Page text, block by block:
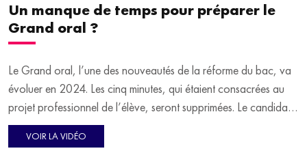
Un manque de temps pour préparer le
Grand oral ?
Le Grand oral, l’une des nouveautés de la réforme du bac, va
évoluer en 2024. Les cinq minutes, qui étaient consacrées au
projet professionnel de l’élève, seront supprimées. Le candidat
devra passer davantage de temps sur le reste de l’épreuve.
Pour Jean-Rémi Girard, président du SNALC (Syndicat
VOIR LA VIDÉO